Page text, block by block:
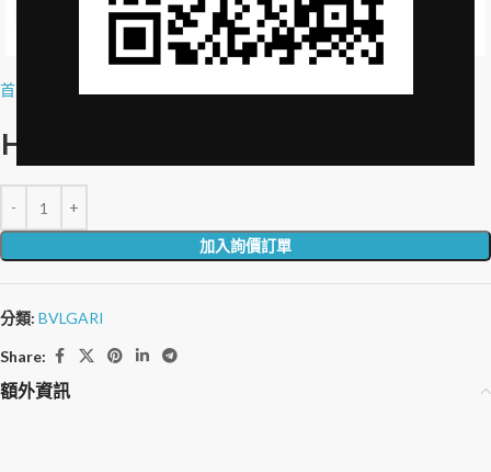
Click to enlarge
首頁
Hopal 沐浴洗髮精-30ml
加入詢價訂單
分類: BVLGARI
Share:
額外資訊